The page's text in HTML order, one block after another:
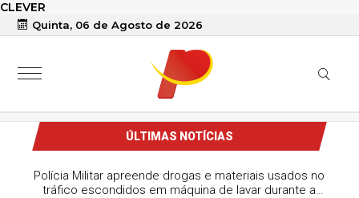
CLEVER
Quinta, 06 de Agosto de 2026
ÚLTIMAS NOTÍCIAS
Polícia Militar apreende drogas e materiais usados no
tráfico escondidos em máquina de lavar durante a